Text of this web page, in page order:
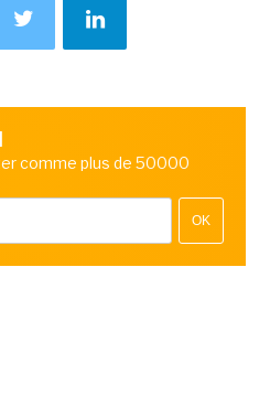
comme plus de 50000
OK